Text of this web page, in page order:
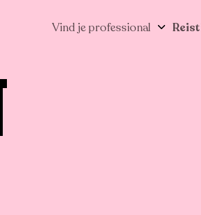
Vind je professional